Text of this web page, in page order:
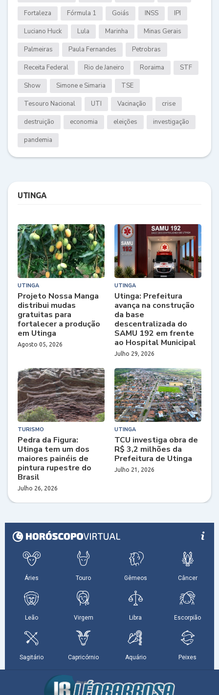
Fortaleza Fórmula 1 Goiás INSS IPI
Luciano Huck Lula Marinha Minas Gerais
Palmeiras Paula Fernandes Petrobras
Receita Federal Rio de Janeiro Roraima STF
Show Simone e Simaria TSE
Tesouro Nacional UTI Vacinação crise
destruição economia eleições investigação
pandemia
UTINGA
UTINGA
Projeto Nossa Manga
distribui mudas
gratuitas para
fortalecer a produção
em Utinga
Agosto 05, 2026
UTINGA
Utinga: Prefeitura
avança na construção
da base
descentralizada do
SAMU 192 em frente
ao Hospital Municipal
Julho 29, 2026
TURISMO
Pedra da Figura:
Utinga tem um dos
maiores painéis de
pintura rupestre do
Brasil
Julho 26, 2026
UTINGA
TCU investiga obra de
R$ 3,2 milhões da
Prefeitura de Utinga
Julho 21, 2026